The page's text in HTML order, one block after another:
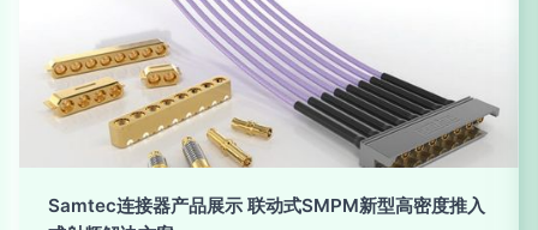
Samtec连接器产品展示 联动式SMPM新型高密度推入